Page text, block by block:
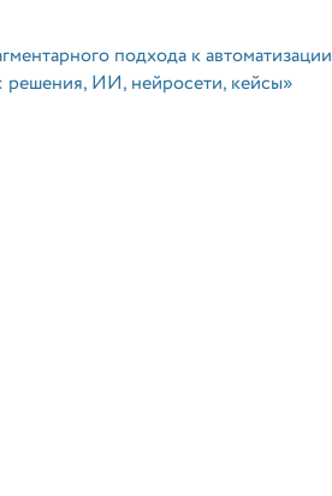
подхода к автоматизации
ИИ, нейросети, кейсы»